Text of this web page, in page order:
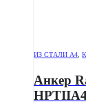
ИЗ СТАЛИ А4
Анкер